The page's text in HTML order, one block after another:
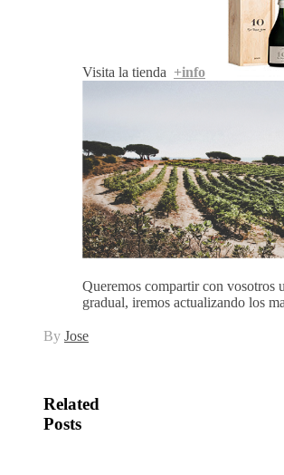
Visita la tienda +info
Queremos compartir con vosotros
gradual, iremos actualizando los
By Jose
Related
Posts